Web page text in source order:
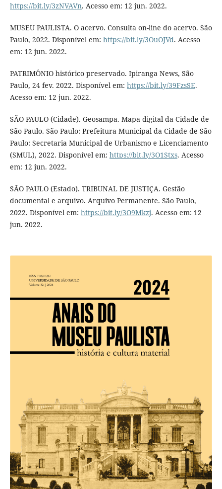
https://bit.ly/3zNVAVn. Acesso em: 12 jun. 2022.
MUSEU PAULISTA. O acervo. Consulta on-line do acervo. São
Paulo, 2022. Disponível em: https://bit.ly/3OuOJVd. Acesso
em: 12 jun. 2022.
PATRIMÔNIO histórico preservado. Ipiranga News, São
Paulo, 24 fev. 2022. Disponível em: https://bit.ly/39FzsSE.
Acesso em: 12 jun. 2022.
SÃO PAULO (Cidade). Geosampa. Mapa digital da Cidade de
São Paulo. São Paulo: Prefeitura Municipal da Cidade de São
Paulo: Secretaria Municipal de Urbanismo e Licenciamento
(SMUL), 2022. Disponível em: https://bit.ly/3O1Stxs. Acesso
em: 12 jun. 2022.
SÃO PAULO (Estado). TRIBUNAL DE JUSTIÇA. Gestão
documental e arquivo. Arquivo Permanente. São Paulo,
2022. Disponível em: https://bit.ly/3O9Mkzj. Acesso em: 12
jun. 2022.